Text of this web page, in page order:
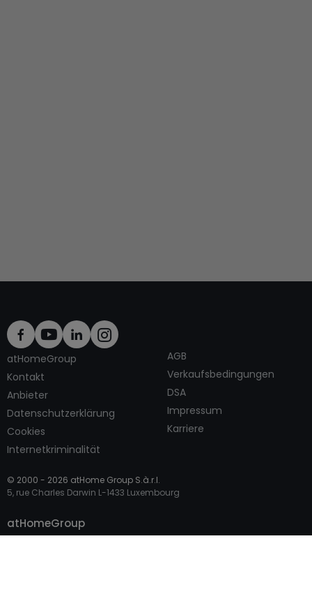
atHomeGroup
Kontakt
Anbieter
Datenschutzerklärung
Cookies
Internetkriminalität
AGB
Verkaufsbedingungen
DSA
Impressum
Karriere
© 2000 - 2026 atHome Group S.à.r.l.
5, rue Charles Darwin L-1433 Luxembourg
atHomeGroup